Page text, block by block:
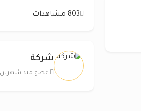
803 مشاهدات
شركة
عضو منذ شهرين